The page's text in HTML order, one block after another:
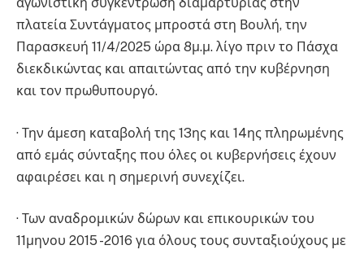
πλατεία Συντάγματος μπροστά στη Βουλή, την
Παρασκευή 11/4/2025 ώρα 8μ.μ. λίγο πριν το Πάσχα
διεκδικώντας και απαιτώντας από την κυβέρνηση
και τον πρωθυπουργό.
· Την άμεση καταβολή της 13ης και 14ης πληρωμένης
από εμάς σύνταξης που όλες οι κυβερνήσεις έχουν
αφαιρέσει και η σημερινή συνεχίζει.
· Των αναδρομικών δώρων και επικουρικών του
11μηνου 2015 -2016 για όλους τους συνταξιούχους με